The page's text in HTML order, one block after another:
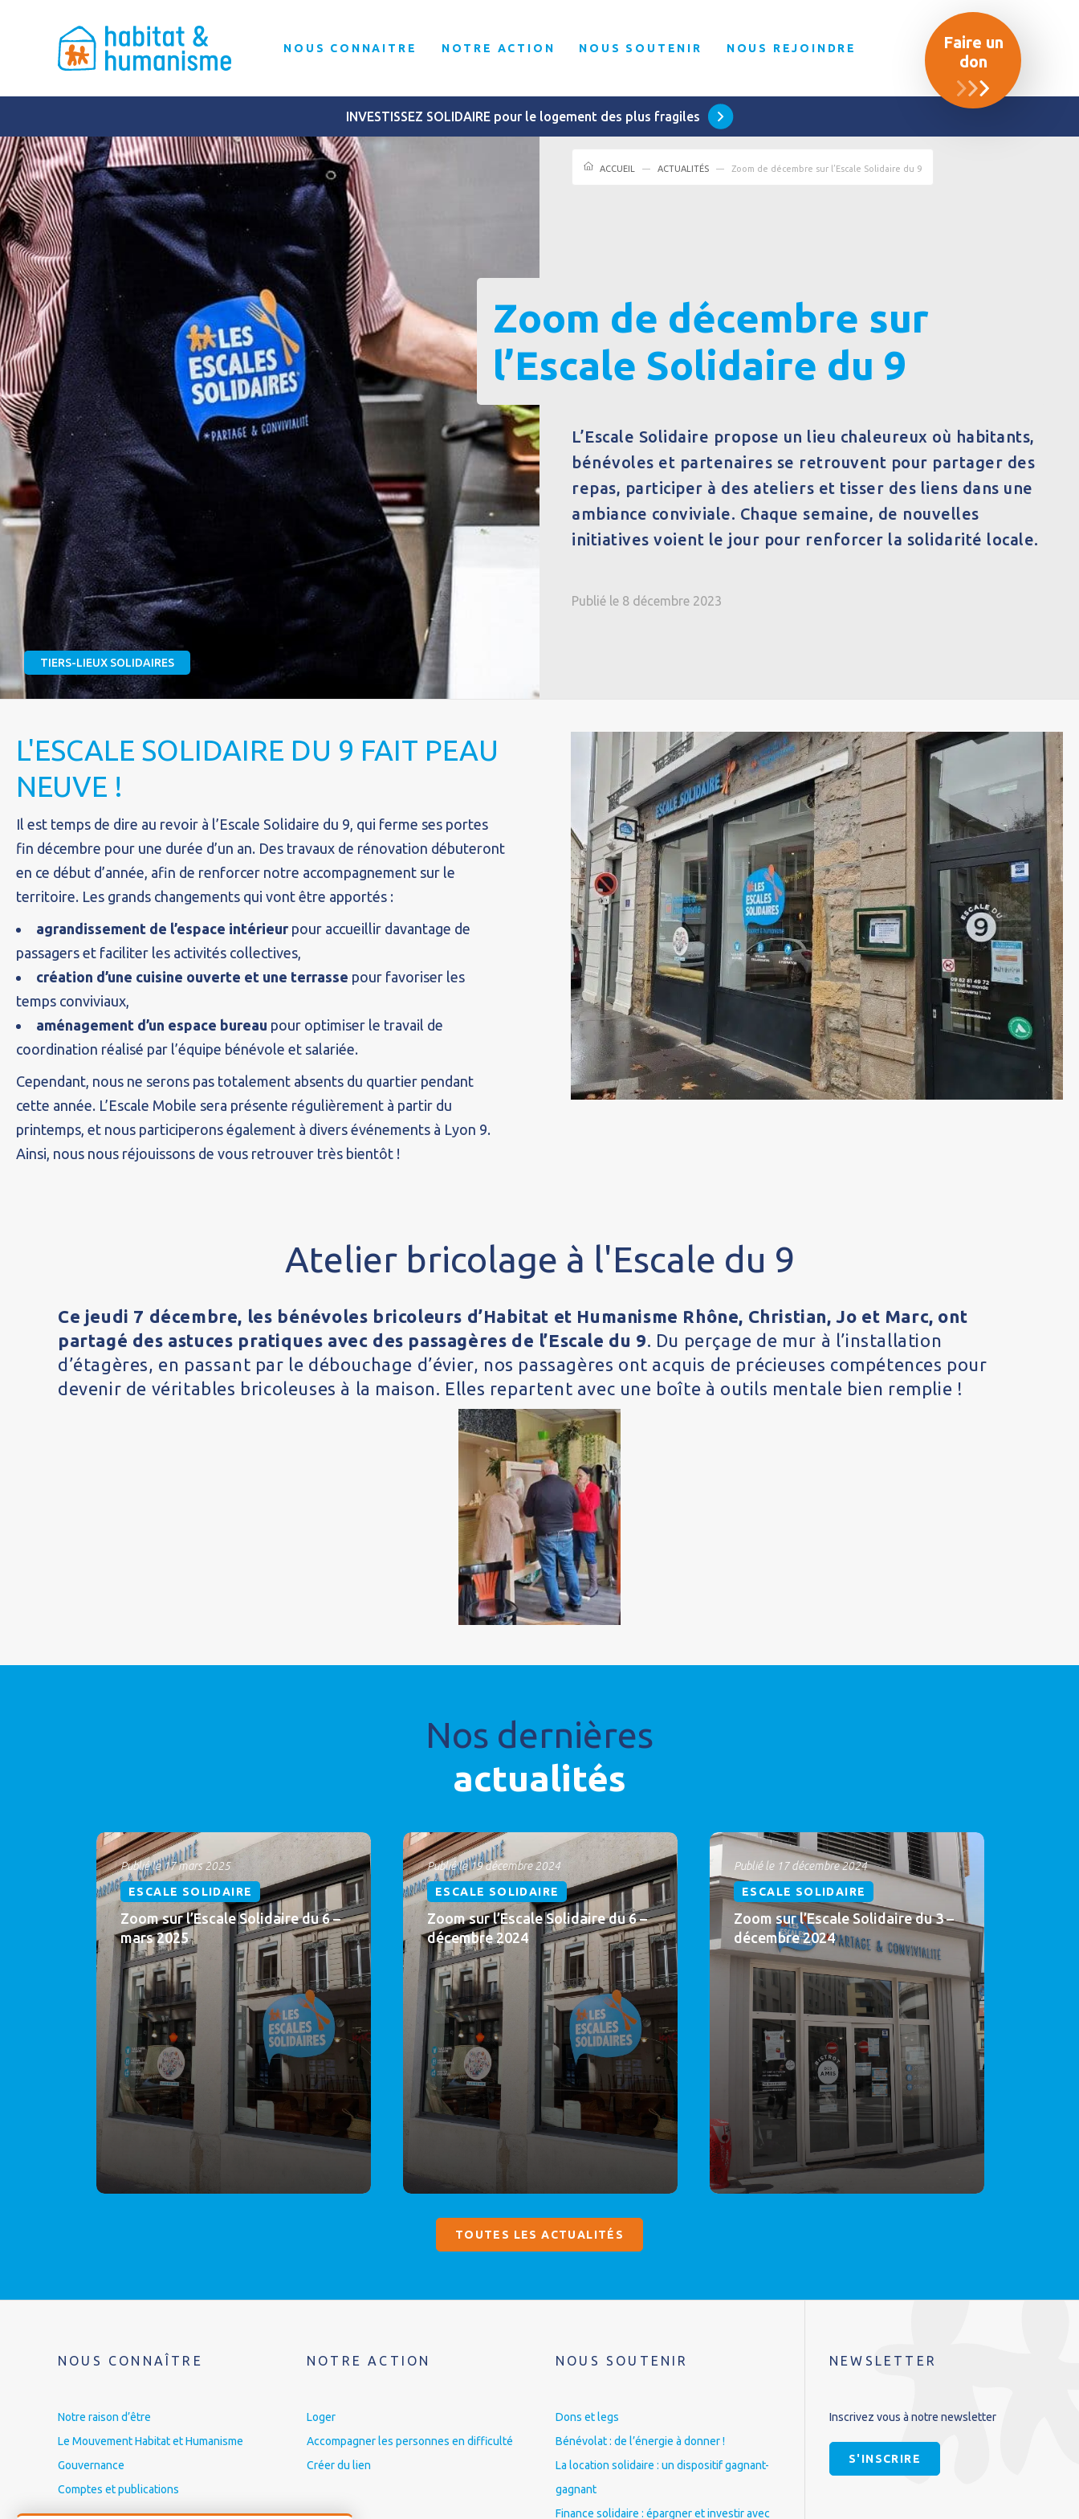
NOUS CONNAITRE NOTRE ACTION NOUS SOUTENIR NOUS REJOINDRE
Faire un
don
INVESTISSEZ SOLIDAIRE pour le logement des plus fragiles
TIERS-LIEUX SOLIDAIRES
ACCUEIL ACTUALITÉS Zoom de décembre sur l’Escale Solidaire du 9
Zoom de décembre sur
l’Escale Solidaire du 9
L’Escale Solidaire propose un lieu chaleureux où habitants,
bénévoles et partenaires se retrouvent pour partager des
repas, participer à des ateliers et tisser des liens dans une
ambiance conviviale. Chaque semaine, de nouvelles
initiatives voient le jour pour renforcer la solidarité locale.
Publié le 8 décembre 2023
L'ESCALE SOLIDAIRE DU 9 FAIT PEAU
NEUVE !
Il est temps de dire au revoir à l’Escale Solidaire du 9, qui ferme ses portes
fin décembre pour une durée d’un an. Des travaux de rénovation débuteront
en ce début d’année, afin de renforcer notre accompagnement sur le
territoire. Les grands changements qui vont être apportés :
agrandissement de l’espace intérieur pour accueillir davantage de
passagers et faciliter les activités collectives,
création d’une cuisine ouverte et une terrasse pour favoriser les
temps conviviaux,
aménagement d’un espace bureau pour optimiser le travail de
coordination réalisé par l’équipe bénévole et salariée.
Cependant, nous ne serons pas totalement absents du quartier pendant
cette année. L’Escale Mobile sera présente régulièrement à partir du
printemps, et nous participerons également à divers événements à Lyon 9.
Ainsi, nous nous réjouissons de vous retrouver très bientôt !
Atelier bricolage à l'Escale du 9
Ce jeudi 7 décembre, les bénévoles bricoleurs d’Habitat et Humanisme Rhône, Christian, Jo et Marc, ont
partagé des astuces pratiques avec des passagères de l’Escale du 9. Du perçage de mur à l’installation
d’étagères, en passant par le débouchage d’évier, nos passagères ont acquis de précieuses compétences pour
devenir de véritables bricoleuses à la maison. Elles repartent avec une boîte à outils mentale bien remplie !
Nos dernières
actualités
Publié le 17 mars 2025
ESCALE SOLIDAIRE
Zoom sur l’Escale Solidaire du 6 –
mars 2025
Publié le 19 décembre 2024
ESCALE SOLIDAIRE
Zoom sur l’Escale Solidaire du 6 –
décembre 2024
Publié le 17 décembre 2024
ESCALE SOLIDAIRE
Zoom sur l’Escale Solidaire du 3 –
décembre 2024
TOUTES LES ACTUALITÉS
NOUS CONNAÎTRE
Notre raison d’être
Le Mouvement Habitat et Humanisme
Gouvernance
Comptes et publications
NOTRE ACTION
Loger
Accompagner les personnes en difficulté
Créer du lien
NOUS SOUTENIR
Dons et legs
Bénévolat : de l’énergie à donner !
La location solidaire : un dispositif gagnant-
gagnant
Finance solidaire : épargner et investir avec
NEWSLETTER
Inscrivez vous à notre newsletter
S'INSCRIRE